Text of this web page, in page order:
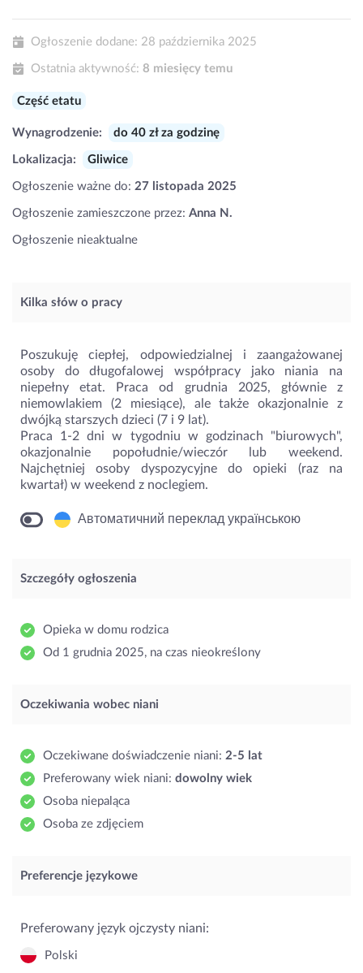
Ogłoszenie dodane: 28 października 2025
Ostatnia aktywność: 8 miesięcy temu
Część etatu
Wynagrodzenie: do 40 zł za godzinę
Lokalizacja: Gliwice
Ogłoszenie ważne do: 27 listopada 2025
Ogłoszenie zamieszczone przez: Anna N.
Ogłoszenie nieaktualne
Kilka słów o pracy
Poszukuję ciepłej, odpowiedzialnej i zaangażowanej
osoby do długofalowej współpracy jako niania na
niepełny etat. Praca od grudnia 2025, głównie z
niemowlakiem (2 miesiące), ale także okazjonalnie z
dwójką starszych dzieci (7 i 9 lat).
Praca 1-2 dni w tygodniu w godzinach "biurowych",
okazjonalnie popołudnie/wieczór lub weekend.
Najchętniej osoby dyspozycyjne do opieki (raz na
kwartał) w weekend z noclegiem.
Автоматичний переклад українською
Szczegóły ogłoszenia
Opieka w domu rodzica
Od 1 grudnia 2025, na czas nieokreślony
Oczekiwania wobec niani
Oczekiwane doświadczenie niani: 2-5 lat
Preferowany wiek niani: dowolny wiek
Osoba niepaląca
Osoba ze zdjęciem
Preferencje językowe
Preferowany język ojczysty niani:
Polski